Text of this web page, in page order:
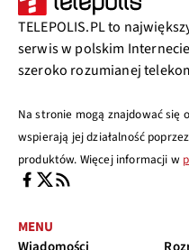
TELEPOLIS.PL to
serwis w polskim
szeroko rozumianej
Na stronie mogą znajdować
wspierają jej działalność
produktów. Więcej informacji w
MENU